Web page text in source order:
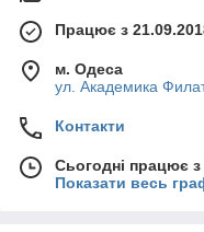
Працює з
м. Одеса
ул. Академика
Контакти
Сьогодні працює
Показати весь